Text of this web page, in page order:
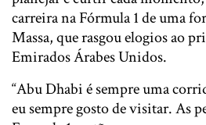
carreira na Fórmula 1 de uma
Massa, que rasgou elogios ao
Emirados Árabes Unidos.
“Abu Dhabi é sempre uma
eu sempre gosto de visitar. As